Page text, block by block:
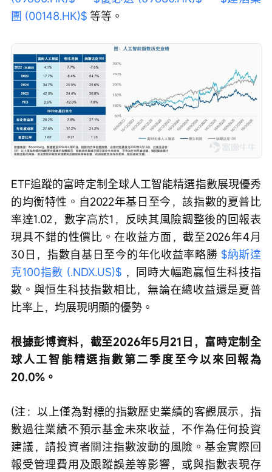
團 (00148.HK)$ 等等。
ETF追蹤的富時定制全球人工智能精選指數展現優秀
的均衡特性。自2022年基日至今，該指數的夏普比
率達1.02，數字高於1，反映其風險調整後的回報表
現具不錯的性價比。在收益方面，截至2026年4月
30日，指數自基日至今的年化收益率略勝 $納斯達
克100指數 (.NDX.US)$ ，同時大幅跑贏恒生科技指
數。與恒生科技指數相比，無論在總收益還是夏普
比率上，均展現明顯的優勢。
根據彭博資料，截至2026年5月21日，富時定制全
球人工智能精選指數第二季度至今以來回報為
20.0%。
(注：以上僅為對標的指數歷史業績的客觀展示，指
數過往業績不預示基金未來收益，不作為任何投資
建議，請投資者關注指數波動的風險。基金實際回
報受管理費用及跟蹤誤差等影響，或與指數表現存